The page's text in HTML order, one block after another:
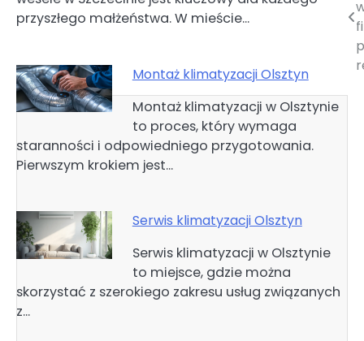
przyszłego małżeństwa. W mieście…
Montaż klimatyzacji Olsztyn
Montaż klimatyzacji w Olsztynie
to proces, który wymaga
staranności i odpowiedniego przygotowania.
Pierwszym krokiem jest…
Serwis klimatyzacji Olsztyn
Serwis klimatyzacji w Olsztynie
to miejsce, gdzie można
skorzystać z szerokiego zakresu usług związanych
z…